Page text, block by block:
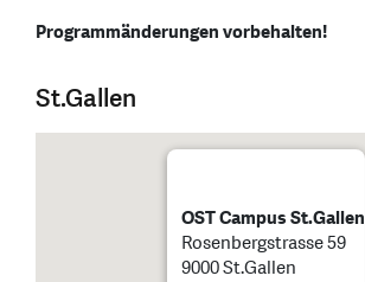
Programmänderungen vorbehalten!
St.Gallen
OST Campus St.Gallen
Rosenbergstrasse 59
9000 St.Gallen